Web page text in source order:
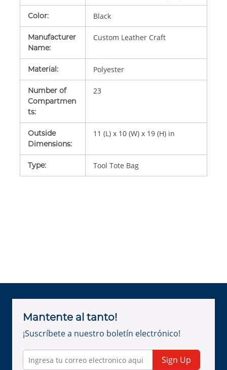
Color: Black
Manufacturer
Name:
Custom Leather Craft
Material: Polyester
Number of
Compartmen
ts:
23
Outside
Dimensions:
11 (L) x 10 (W) x 19 (H) in
Type: Tool Tote Bag
Mantente al tanto!
¡Suscríbete a nuestro boletín electrónico!
Sign Up